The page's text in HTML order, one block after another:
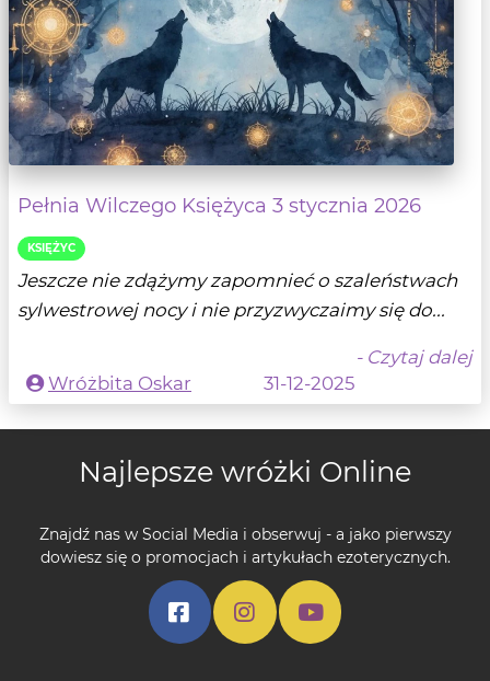
Pełnia Wilczego Księżyca 3 stycznia 2026
KSIĘŻYC
Jeszcze nie zdążymy zapomnieć o szaleństwach
sylwestrowej nocy i nie przyzwyczaimy się do...
- Czytaj dalej
Wróżbita Oskar
31-12-2025
Najlepsze wróżki Online
Znajdź nas w Social Media i obserwuj - a jako pierwszy
dowiesz się o promocjach i artykułach ezoterycznych.